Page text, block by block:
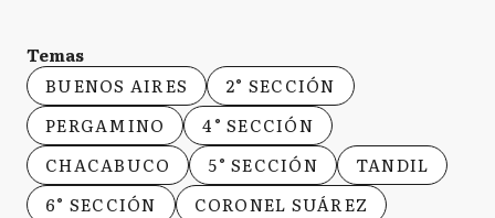
Temas
BUENOS AIRES
2° SECCIÓN
PERGAMINO
4° SECCIÓN
CHACABUCO
5° SECCIÓN
TANDIL
6° SECCIÓN
CORONEL SUÁREZ